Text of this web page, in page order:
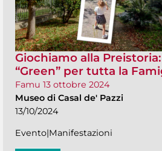
Giochiamo alla
“Green” per tutta la
Famu 13 ottobre 2024
Museo di Casal de' Pazzi
13/10/2024
Evento|Manifestazioni